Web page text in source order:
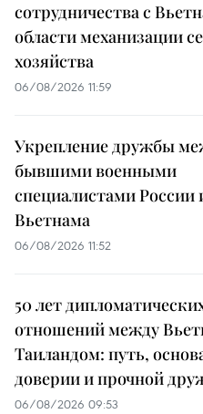
сотрудничества с
области механизации
хозяйства
06/08/2026 11:59
Укрепление дружбы
бывшими военными
специалистами России
Вьетнама
06/08/2026 11:52
50 лет
отношений между
Таиландом: путь,
доверии и прочной
06/08/2026 09:53